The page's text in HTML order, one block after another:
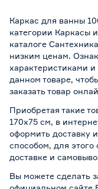
Каркас для ванны
категории Каркасы
каталоге
низким ценам.
характеристиками
данном товаре,
заказать товар
Приобретая такие
170х75 см, в
оформить доставку
способом, для
доставке и
Вы можете сделать